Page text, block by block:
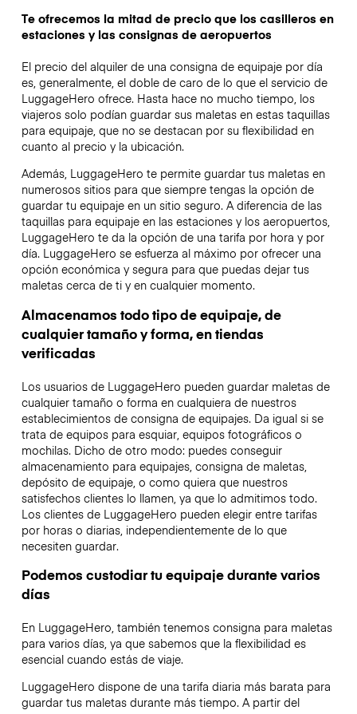
Te ofrecemos la mitad de precio que los casilleros en
estaciones y las consignas de aeropuertos
El precio del alquiler de una consigna de equipaje por día
es, generalmente, el doble de caro de lo que el servicio de
LuggageHero ofrece. Hasta hace no mucho tiempo, los
viajeros solo podían guardar sus maletas en estas taquillas
para equipaje, que no se destacan por su flexibilidad en
cuanto al precio y la ubicación.
Además, LuggageHero te permite guardar tus maletas en
numerosos sitios para que siempre tengas la opción de
guardar tu equipaje en un sitio seguro. A diferencia de las
taquillas para equipaje en las estaciones y los aeropuertos,
LuggageHero te da la opción de una tarifa por hora y por
día. LuggageHero se esfuerza al máximo por ofrecer una
opción económica y segura para que puedas dejar tus
maletas cerca de ti y en cualquier momento.
Almacenamos todo tipo de equipaje, de
cualquier tamaño y forma, en tiendas
verificadas
Los usuarios de LuggageHero pueden guardar maletas de
cualquier tamaño o forma en cualquiera de nuestros
establecimientos de consigna de equipajes. Da igual si se
trata de equipos para esquiar, equipos fotográficos o
mochilas. Dicho de otro modo: puedes conseguir
almacenamiento para equipajes, consigna de maletas,
depósito de equipaje, o como quiera que nuestros
satisfechos clientes lo llamen, ya que lo admitimos todo.
Los clientes de LuggageHero pueden elegir entre tarifas
por horas o diarias, independientemente de lo que
necesiten guardar.
Podemos custodiar tu equipaje durante varios
días
En LuggageHero, también tenemos consigna para maletas
para varios días, ya que sabemos que la flexibilidad es
esencial cuando estás de viaje.
LuggageHero dispone de una tarifa diaria más barata para
guardar tus maletas durante más tiempo. A partir del